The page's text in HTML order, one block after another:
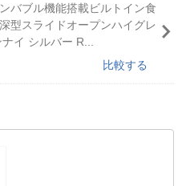
バブル機能搭載ビルトイン食
型スライドオープンハイグレ
イ シルバー R...
比較する